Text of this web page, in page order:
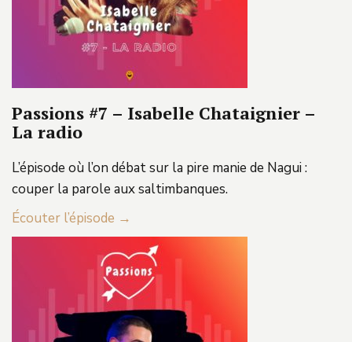
Passions #7 – Isabelle Chataignier –
La radio
L’épisode où l’on débat sur la pire manie de Nagui :
couper la parole aux saltimbanques.
Écouter l’épisode →